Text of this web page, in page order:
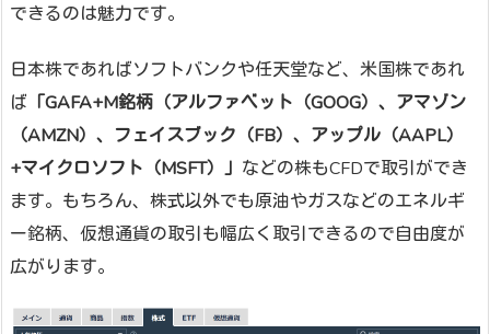
できるのは魅力です。
日本株であればソフトバンクや任天堂など、米国株であれ
ば 「GAFA+M銘柄（アルファベット（GOOG）、アマゾン
（AMZN）、フェイスブック（FB）、アップル（AAPL）
+マイクロソフト（MSFT）」 などの株もCFDで取引ができ
ます。もちろん、株式以外でも原油やガスなどのエネルギ
ー銘柄、仮想通貨の取引も幅広く取引できるので自由度が
広がります。